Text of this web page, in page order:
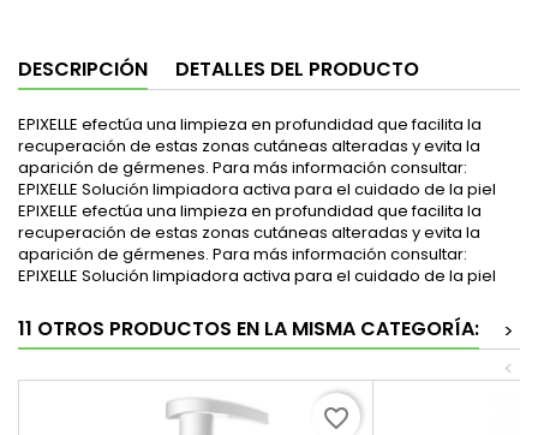
DESCRIPCIÓN DETALLES DEL PRODUCTO
EPIXELLE efectúa una limpieza en profundidad que facilita la
recuperación de estas zonas cutáneas alteradas y evita la
aparición de gérmenes. Para más información consultar:
EPIXELLE Solución limpiadora activa para el cuidado de la piel
EPIXELLE efectúa una limpieza en profundidad que facilita la
recuperación de estas zonas cutáneas alteradas y evita la
aparición de gérmenes. Para más información consultar:
EPIXELLE Solución limpiadora activa para el cuidado de la piel
11 OTROS PRODUCTOS EN LA MISMA CATEGORÍA:
>
<
favorite_border